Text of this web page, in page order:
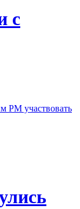
с
РМ участвовать